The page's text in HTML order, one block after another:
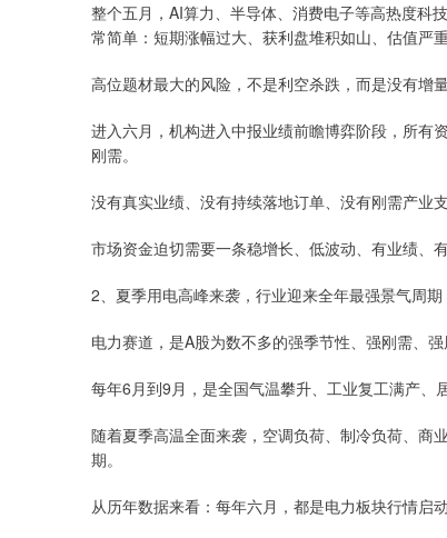
整个五月，AI算力、半导体、消费电子等高热度科
常简单：短期涨幅过大、获利盘堆积如山、估值严
高位题材最大的风险，不是利空杀跌，而是没有增
进入六月，机构进入中报业绩前瞻博弈阶段，所有
刚需。
没有真实业绩、没有持续落地订单、没有刚需产业
市场资金迫切需要一条稳增长、低波动、有业绩、
2、夏季用电高峰来袭，行业迎来全年最强景气周期
电力赛道，是A股为数不多的强季节性、强刚需、强
每年6月到9月，是全国气温攀升、工业复工满产、
随着夏季高温全面来袭，空调负荷、制冷负荷、商
期。
从历年数据来看：每年六月，都是电力板块行情启